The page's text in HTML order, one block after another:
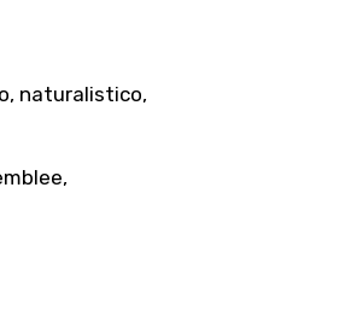
naturalistico,